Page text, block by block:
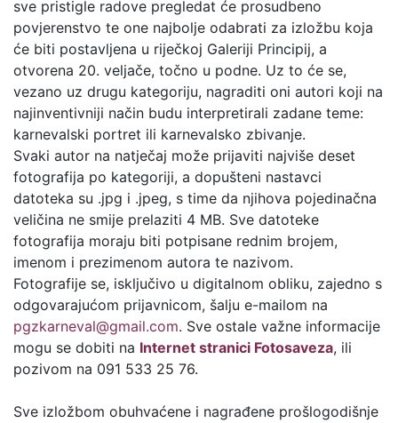
sve pristigle radove pregledat će prosudbeno
povjerenstvo te one najbolje odabrati za izložbu koja
će biti postavljena u riječkoj Galeriji Principij, a
otvorena 20. veljače, točno u podne. Uz to će se,
vezano uz drugu kategoriju, nagraditi oni autori koji na
najinventivniji način budu interpretirali zadane teme:
karnevalski portret ili karnevalsko zbivanje.
Svaki autor na natječaj može prijaviti najviše deset
fotografija po kategoriji, a dopušteni nastavci
datoteka su .jpg i .jpeg, s time da njihova pojedinačna
veličina ne smije prelaziti 4 MB. Sve datoteke
fotografija moraju biti potpisane rednim brojem,
imenom i prezimenom autora te nazivom.
Fotografije se, isključivo u digitalnom obliku, zajedno s
odgovarajućom prijavnicom, šalju e-mailom na
pgzkarneval@gmail.com. Sve ostale važne informacije
mogu se dobiti na Internet stranici Fotosaveza, ili
pozivom na 091 533 25 76.
Sve izložbom obuhvaćene i nagrađene prošlogodišnje